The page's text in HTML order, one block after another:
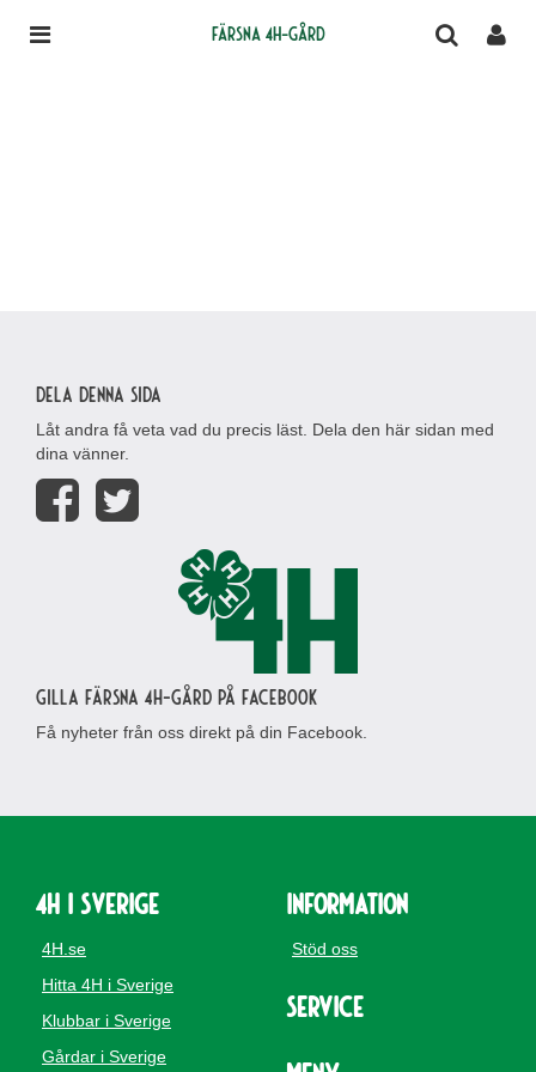
Färsna 4H-gård
Dela denna sida
Låt andra få veta vad du precis läst. Dela den här sidan med
dina vänner.
Gilla Färsna 4H-gård på Facebook
Få nyheter från oss direkt på din Facebook.
4H i Sverige
4H.se
Hitta 4H i Sverige
Klubbar i Sverige
Gårdar i Sverige
Information
Stöd oss
Service